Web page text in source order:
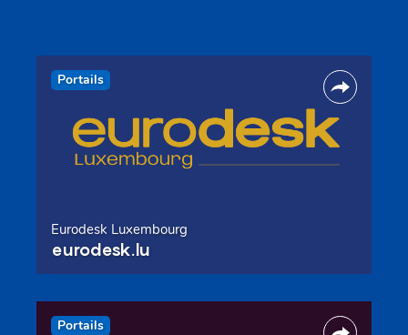
Portails
Eurodesk Luxembourg
eurodesk.lu
Portails